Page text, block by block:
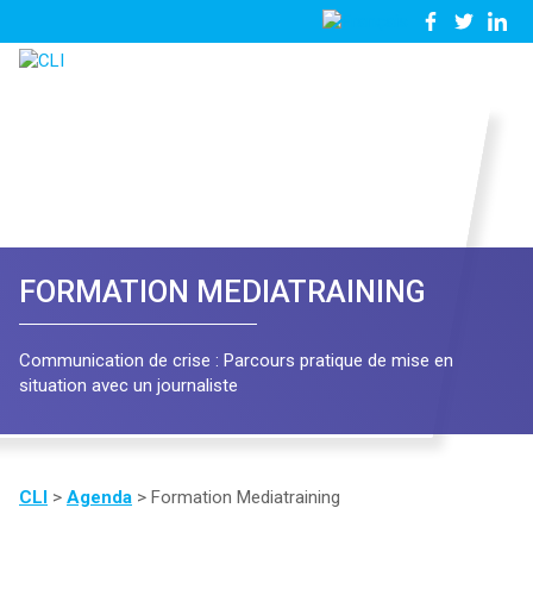
28
23
contacter
FORMATION MEDIATRAINING
Communication de crise : Parcours pratique de mise en
situation avec un journaliste
CLI > Agenda > Formation Mediatraining